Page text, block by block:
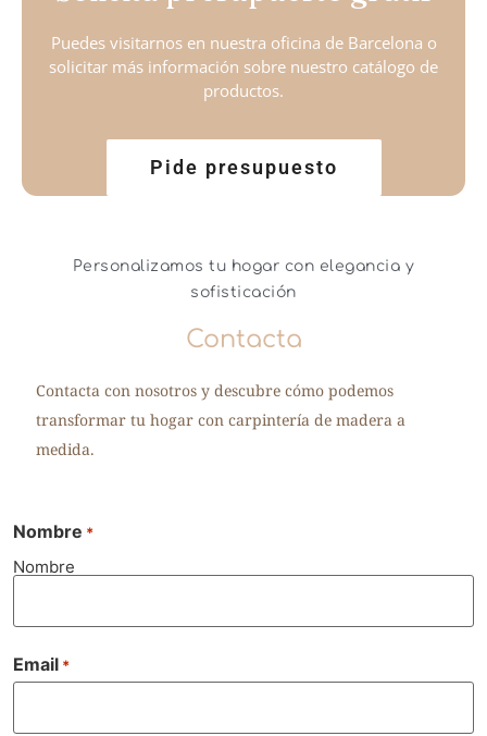
Puedes visitarnos en nuestra oficina de Barcelona o
solicitar más información sobre nuestro catálogo de
productos.
Pide presupuesto
Personalizamos tu hogar con elegancia y
sofisticación
Contacta
Contacta con nosotros y descubre cómo podemos
transformar tu hogar con carpintería de madera a
medida.
Nombre *
Nombre
Email *